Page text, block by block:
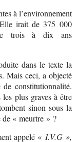
à l’environnement
irait de 375 000
trois à dix ans
dans le texte la
Mais ceci, a objecté
constitutionnalité.
plus graves à être
sinon sous la
« meurtre » ?
appelé « I.V.G »,